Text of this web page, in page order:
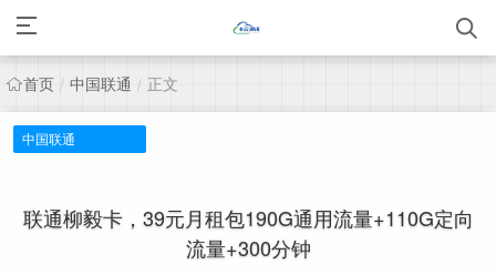
首页 / 中国联通 / 正文
中国联通
联通柳毅卡，39元月租包190G通用流量+110G定向
流量+300分钟